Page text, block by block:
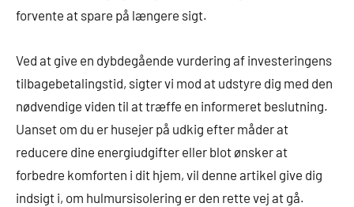
forvente at spare på længere sigt.
Ved at give en dybdegående vurdering af investeringens
tilbagebetalingstid, sigter vi mod at udstyre dig med den
nødvendige viden til at træffe en informeret beslutning.
Uanset om du er husejer på udkig efter måder at
reducere dine energiudgifter eller blot ønsker at
forbedre komforten i dit hjem, vil denne artikel give dig
indsigt i, om hulmursisolering er den rette vej at gå.